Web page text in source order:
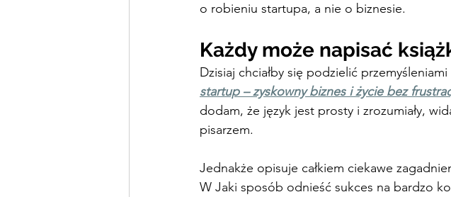
o robieniu startupa, a nie o biznesie.
Każdy może napisać
Dzisiaj chciałby się podzielić
startup – zyskowny biznes i życie bez
dodam, że język jest prosty i zrozumiały,
pisarzem.
Jednakże opisuje całkiem ciekawe
W Jaki sposób odnieść sukces na bardzo